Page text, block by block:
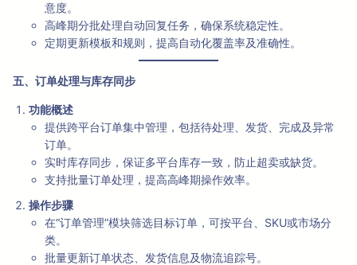
意度。
高峰期分批处理自动回复任务，确保系统稳定性。
定期更新模板和规则，提高自动化覆盖率及准确性。
五、订单处理与库存同步
功能概述
提供跨平台订单集中管理，包括待处理、发货、完成及异常
订单。
实时库存同步，保证多平台库存一致，防止超卖或缺货。
支持批量订单处理，提高高峰期操作效率。
操作步骤
在“订单管理”模块筛选目标订单，可按平台、SKU或市场分
类。
批量更新订单状态、发货信息及物流追踪号。